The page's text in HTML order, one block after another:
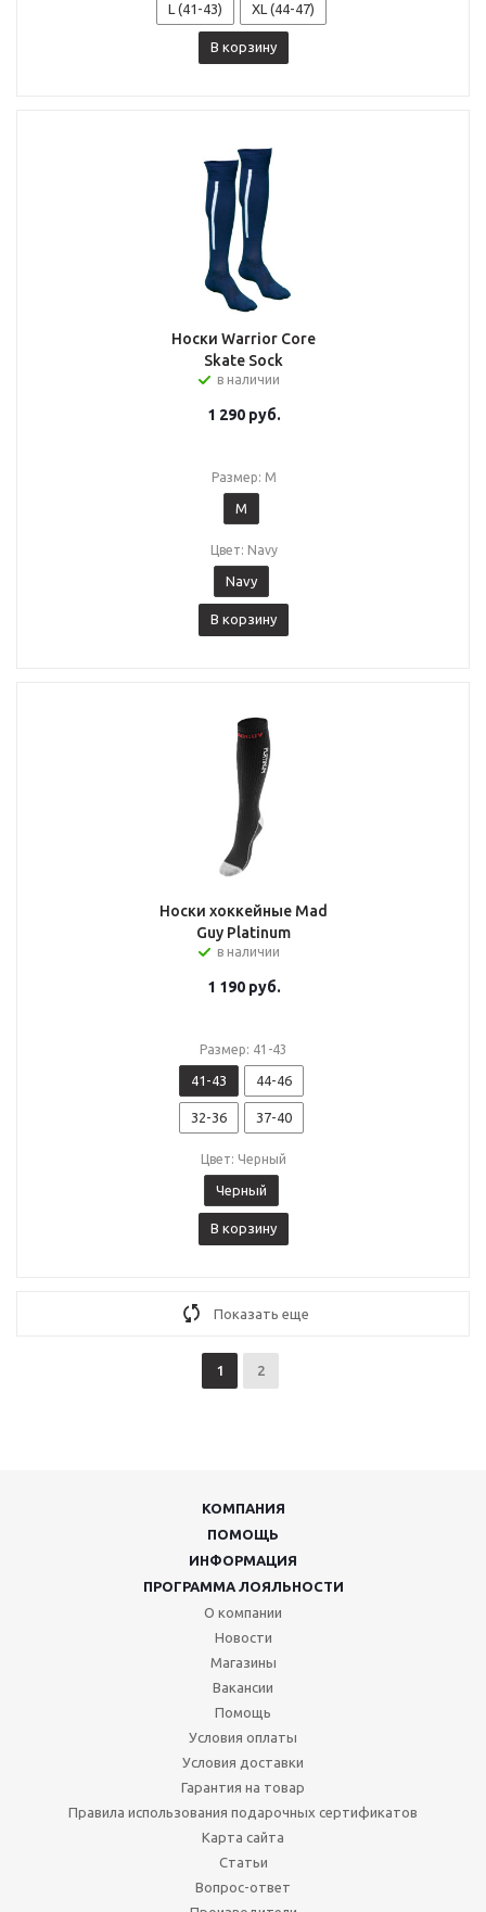
L (41-43) XL (44-47)
В корзину
Носки Warrior Core
Skate Sock
в наличии
1 290руб.
Размер: M
M
Цвет: Navy
Navy
В корзину
Носки хоккейные Mad
Guy Platinum
в наличии
1 190руб.
Размер: 41-43
41-43 44-46
32-36 37-40
Цвет: Черный
Черный
В корзину
Показать еще
1 2
КОМПАНИЯ
ПОМОЩЬ
ИНФОРМАЦИЯ
ПРОГРАММА ЛОЯЛЬНОСТИ
О компании
Новости
Магазины
Вакансии
Помощь
Условия оплаты
Условия доставки
Гарантия на товар
Правила использования подарочных сертификатов
Карта сайта
Статьи
Вопрос-ответ